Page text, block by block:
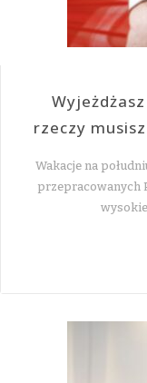
rzeczy
Wakacje na
przepracowanych